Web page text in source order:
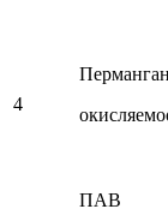
4
ПАВ